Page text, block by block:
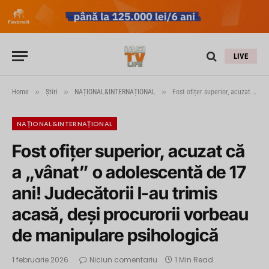
LIVE
Home » Știri » NAȚIONAL&INTERNAȚIONAL » Fost ofițer superior, acuzat că a „vânat” o adolescentă de 17 ani! Judecătorii l-au trimis acasă, deși procurorii vorbeau de manipulare psihologică
NAȚIONAL&INTERNAȚIONAL
Fost ofițer superior, acuzat că
a „vânat” o adolescentă de 17
ani! Judecătorii l-au trimis
acasă, deși procurorii vorbeau
de manipulare psihologică
1 februarie 2026 Niciun comentariu 1 Min Read